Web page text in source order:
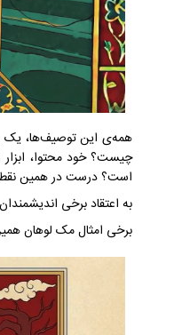
همه‌ی این توصیف‌ها، یک
چیست؟ خود محتوا،
است؟ درست در همین نقطه
به اعتقاد برخی
برخی امثال مک لوهان